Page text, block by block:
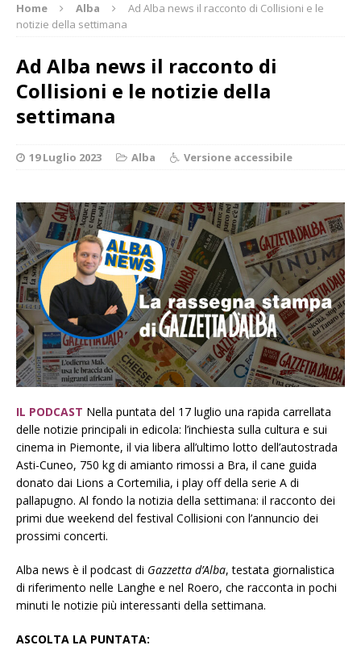
Home Alba
Ad Alba news il racconto di Collisioni e le
notizie della settimana
Ad Alba news il racconto di
Collisioni e le notizie della
settimana
19 Luglio 2023 Alba Versione accessibile
IL PODCAST Nella puntata del 17 luglio una rapida carrellata
delle notizie principali in edicola: l’inchiesta sulla cultura e sui
cinema in Piemonte, il via libera all’ultimo lotto dell’autostrada
Asti-Cuneo, 750 kg di amianto rimossi a Bra, il cane guida
donato dai Lions a Cortemilia, i play off della serie A di
pallapugno. Al fondo la notizia della settimana: il racconto dei
primi due weekend del festival Collisioni con l’annuncio dei
prossimi concerti.
Alba news è il podcast di Gazzetta d’Alba, testata giornalistica
di riferimento nelle Langhe e nel Roero, che racconta in pochi
minuti le notizie più interessanti della settimana.
ASCOLTA LA PUNTATA: